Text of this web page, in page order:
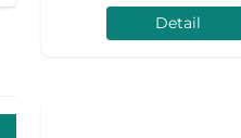
Detail